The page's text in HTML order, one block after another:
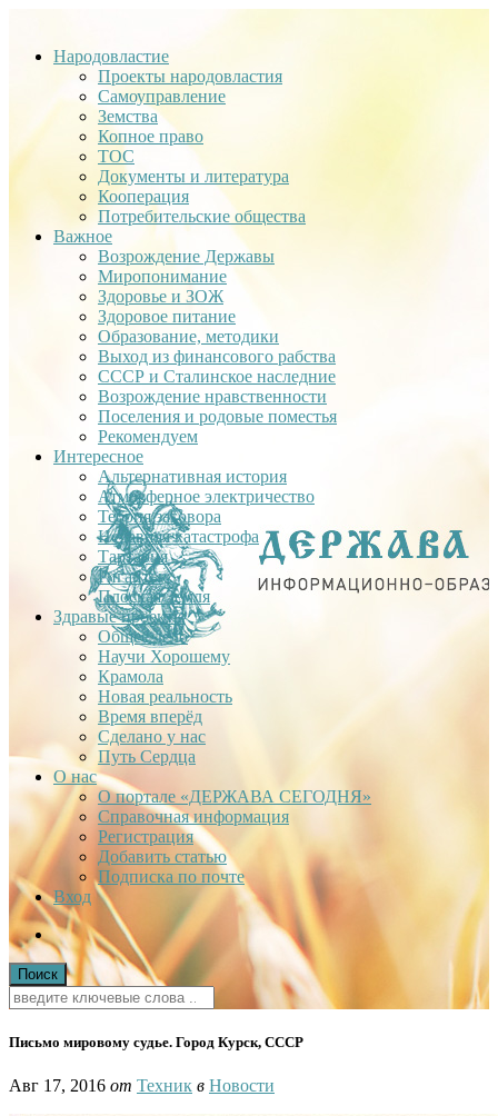
Народовластие
Проекты народовластия
Самоуправление
Земства
Копное право
ТОС
Документы и литература
Кооперация
Потребительские общества
Важное
Возрождение Державы
Миропонимание
Здоровье и ЗОЖ
Здоровое питание
Образование, методики
Выход из финансового рабства
СССР и Сталинское наследние
Возрождение нравственности
Поселения и родовые поместья
Рекомендуем
Интересное
Альтернативная история
Атмосферное электричество
Теория заговора
Недавняя катастрофа
Тартария
Гиганты
Плоская Земля
Здравые проекты
Общее дело
Научи Хорошему
Крамола
Новая реальность
Время вперёд
Сделано у нас
Путь Сердца
О нас
О портале «ДЕРЖАВА СЕГОДНЯ»
Справочная информация
Регистрация
Добавить статью
Подписка по почте
Вход
Письмо мировому судье. Город Курск, СССР
Авг 17, 2016 от Техник в Новости